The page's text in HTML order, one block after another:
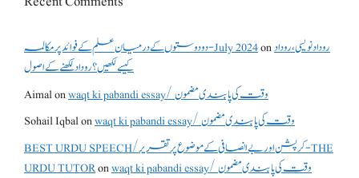
دو دوستوں کے درمیان علم کے فوائد پر مکالمہ - July 2024onروداد نویسی ،روداد
کیسے لکھیں؟ روداد لکھنے کے اصول
Aimalon
waqt ki pabandi essay/ وقت کی پابندی مضمون
Sohail Iqbalon
waqt ki pabandi essay/ وقت کی پابندی مضمون
BEST URDU SPEECH/کرپشن اور بے انصافی کے موضوع پر تقریر - THE
URDU TUTORon
waqt ki pabandi essay/ وقت کی پابندی مضمون